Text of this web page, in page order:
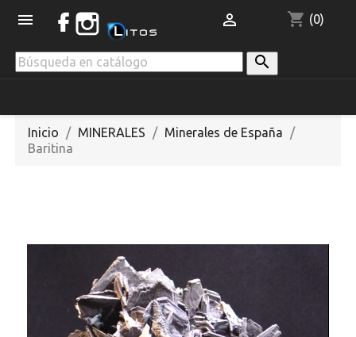
 shopping_cart (0)


Inicio MINERALES
Minerales de España
Baritina